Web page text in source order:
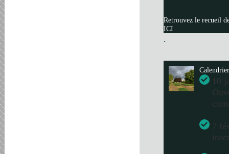
Retrouvez le recueil
ICI
.
Calendrier
10
7